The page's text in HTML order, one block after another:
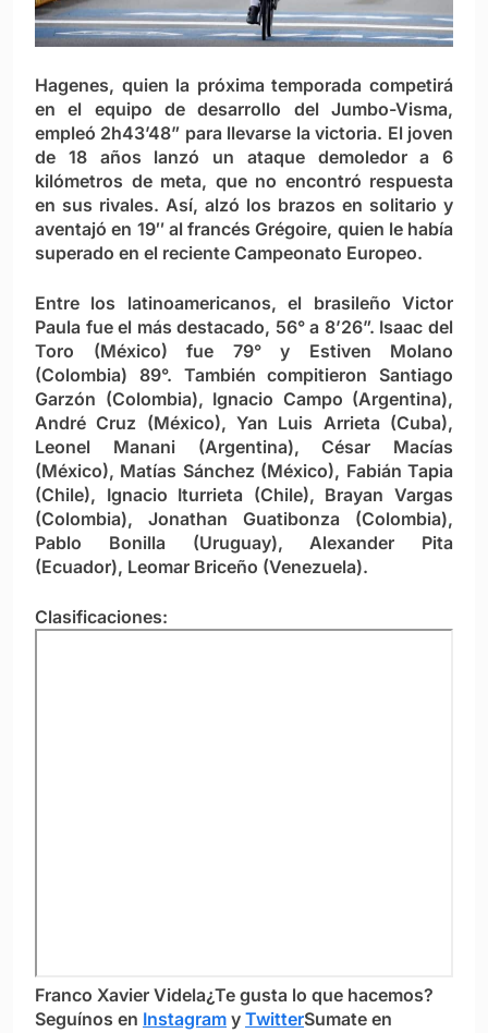
Hagenes, quien la próxima temporada competirá
en el equipo de desarrollo del Jumbo-Visma,
empleó 2h43’48” para llevarse la victoria. El joven
de 18 años lanzó un ataque demoledor a 6
kilómetros de meta, que no encontró respuesta
en sus rivales. Así, alzó los brazos en solitario y
aventajó en 19″ al francés Grégoire, quien le había
superado en el reciente Campeonato Europeo.
Entre los latinoamericanos, el brasileño Victor
Paula fue el más destacado, 56° a 8’26”. Isaac del
Toro (México) fue 79° y Estiven Molano
(Colombia) 89°. También compitieron Santiago
Garzón (Colombia), Ignacio Campo (Argentina),
André Cruz (México), Yan Luis Arrieta (Cuba),
Leonel Manani (Argentina), César Macías
(México), Matías Sánchez (México), Fabián Tapia
(Chile), Ignacio Iturrieta (Chile), Brayan Vargas
(Colombia), Jonathan Guatibonza (Colombia),
Pablo Bonilla (Uruguay), Alexander Pita
(Ecuador), Leomar Briceño (Venezuela).
Clasificaciones:
Franco Xavier Videla¿Te gusta lo que hacemos?
Seguínos en Instagram y TwitterSumate en